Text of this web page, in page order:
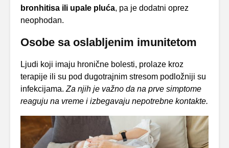
bronhitisa ili upale pluća, pa je dodatni oprez
neophodan.
Osobe sa oslabljenim imunitetom
Ljudi koji imaju hronične bolesti, prolaze kroz
terapije ili su pod dugotrajnim stresom podložniji su
infekcijama. Za njih je važno da na prve simptome
reaguju na vreme i izbegavaju nepotrebne kontakte.